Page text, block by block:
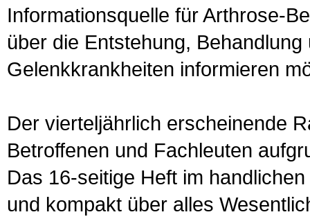
Informationsquelle für Arthrose-
über die Entstehung,
Gelenkkrankheiten informieren
Der vierteljährlich erscheinende
Betroffenen und Fachleuten
Das 16-seitige Heft im
und kompakt über alles